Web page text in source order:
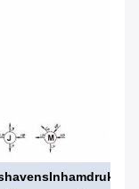
Inhamdruk